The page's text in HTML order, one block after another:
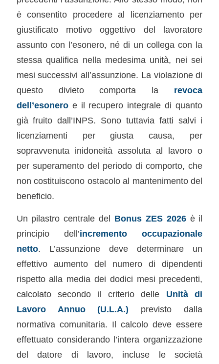
è consentito procedere al licenziamento per
giustificato motivo oggettivo del lavoratore
assunto con l’esonero, né di un collega con la
stessa qualifica nella medesima unità, nei sei
mesi successivi all’assunzione. La violazione di
questo divieto comporta la revoca
dell’esoneroe il recupero integrale di quanto
già fruito dall’INPS. Sono tuttavia fatti salvi i
licenziamenti per giusta causa, per
sopravvenuta inidoneità assoluta al lavoro o
per superamento del periodo di comporto, che
non costituiscono ostacolo al mantenimento del
beneficio.
Un pilastro centrale del Bonus ZES 2026è il
principio dell’incremento occupazionale
netto. L’assunzione deve determinare un
effettivo aumento del numero di dipendenti
rispetto alla media dei dodici mesi precedenti,
calcolato secondo il criterio delle Unità di
Lavoro Annuo (U.L.A.) previsto dalla
normativa comunitaria. Il calcolo deve essere
effettuato considerando l’intera organizzazione
del datore di lavoro, incluse le società